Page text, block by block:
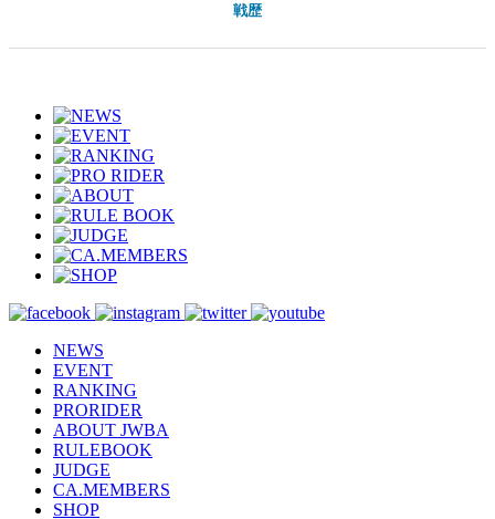
戦歴
NEWS
EVENT
RANKING
PRORIDER
ABOUT JWBA
RULEBOOK
JUDGE
CA.MEMBERS
SHOP